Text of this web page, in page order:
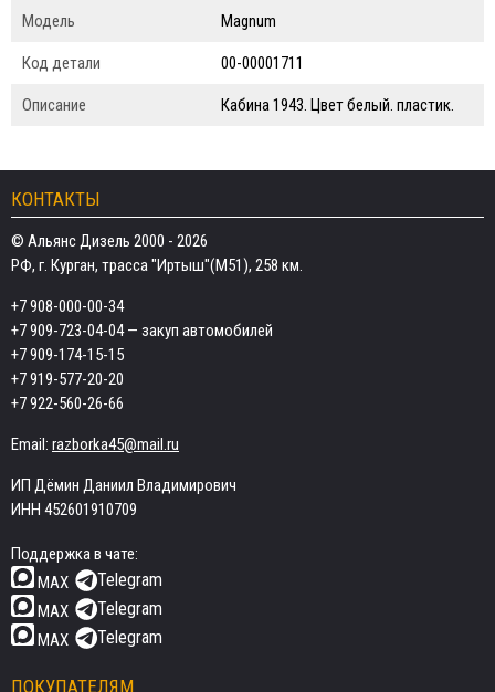
Модель Magnum
Код детали 00-00001711
Описание Кабина 1943. Цвет белый. пластик.
КОНТАКТЫ
© Альянс Дизель 2000 - 2026
РФ, г. Курган, трасса "Иртыш"(М51), 258 км.
+7 908-000-00-34
+7 909-723-04-04— закуп автомобилей
+7 909-174-15-15
+7 919-577-20-20
+7 922-560-26-66
Email: razborka45@mail.ru
ИП Дёмин Даниил Владимирович
ИНН 452601910709
Поддержка в чате:
MAX
Telegram
MAX Telegram
MAX Telegram
ПОКУПАТЕЛЯМ